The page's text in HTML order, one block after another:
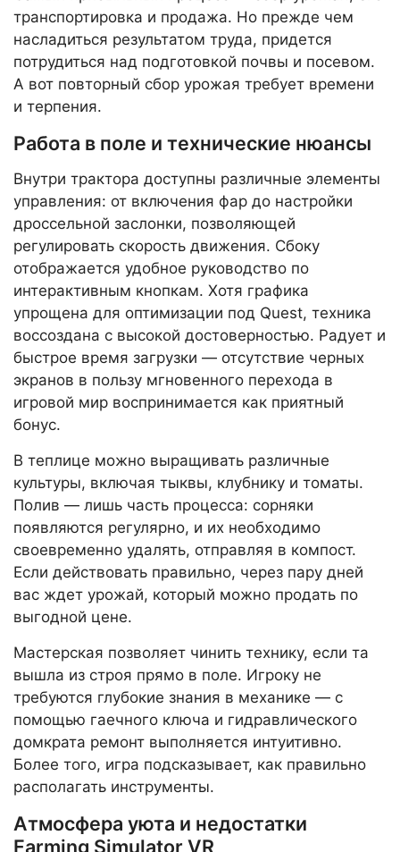
транспортировка и продажа. Но прежде чем
насладиться результатом труда, придется
потрудиться над подготовкой почвы и посевом.
А вот повторный сбор урожая требует времени
и терпения.
Работа в поле и технические нюансы
Внутри трактора доступны различные элементы
управления: от включения фар до настройки
дроссельной заслонки, позволяющей
регулировать скорость движения. Сбоку
отображается удобное руководство по
интерактивным кнопкам. Хотя графика
упрощена для оптимизации под Quest, техника
воссоздана с высокой достоверностью. Радует и
быстрое время загрузки — отсутствие черных
экранов в пользу мгновенного перехода в
игровой мир воспринимается как приятный
бонус.
В теплице можно выращивать различные
культуры, включая тыквы, клубнику и томаты.
Полив — лишь часть процесса: сорняки
появляются регулярно, и их необходимо
своевременно удалять, отправляя в компост.
Если действовать правильно, через пару дней
вас ждет урожай, который можно продать по
выгодной цене.
Мастерская позволяет чинить технику, если та
вышла из строя прямо в поле. Игроку не
требуются глубокие знания в механике — с
помощью гаечного ключа и гидравлического
домкрата ремонт выполняется интуитивно.
Более того, игра подсказывает, как правильно
располагать инструменты.
Атмосфера уюта и недостатки
Farming Simulator VR